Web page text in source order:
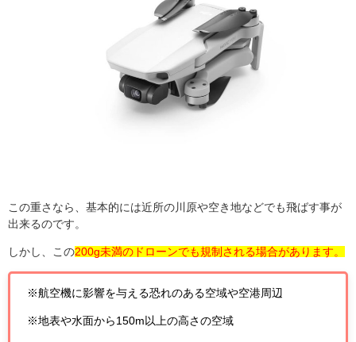
この重さなら、基本的には近所の川原や空き地などでも飛ばす事が
出来るのです。
しかし、この200g未満のドローンでも規制される場合があります。
※航空機に影響を与える恐れのある空域や空港周辺
※地表や水面から150m以上の高さの空域